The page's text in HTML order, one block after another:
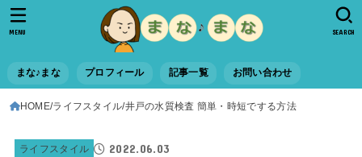
まな♪まな プロフィール 記事一覧 お問い合わせ
SEARCH
MENU
HOME ライフスタイル 井戸の水質検査 簡単・時短でする方法
ライフスタイル 2022.06.03